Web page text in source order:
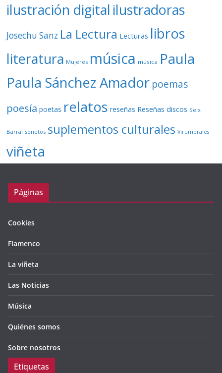
ilustración digital ilustradoras
Josechu Sanz La Lectura Lecturas libros
literatura Mujeres música música Paula
Paula Sánchez Amador poemas
poesía poetas relatos reseñas Reseñas discos Seix
Barral sonetos suplementos culturales Virumbrales
viñeta
Páginas
Cookies
Flamenco
La viñeta
Las Noticias
Música
Quiénes somos
Sobre nosotros
Etiquetas